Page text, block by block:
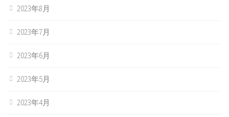
2023年8月
2023年7月
2023年6月
2023年5月
2023年4月